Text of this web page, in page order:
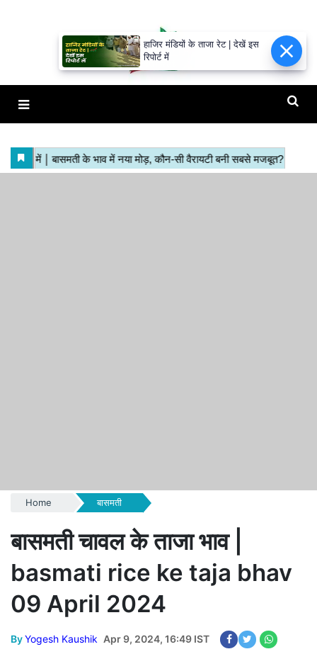
Home बासमती
बासमती चावल के ताजा भाव |
basmati rice ke taja bhav
09 April 2024
ByYogesh Kaushik Apr 9, 2024, 16:49 IST
हाजिर मंडियों के ताजा रेट | देखें इस
रिपोर्ट में